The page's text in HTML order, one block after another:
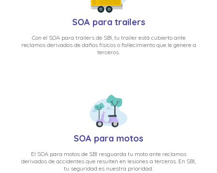
SOA para trailers
Con el SOA para trailers de SBI, tu trailer está cubierto ante
reclamos derivados de daños físicos o fallecimiento que le genere a
terceros.
SOA para motos
El SOA para motos de SBI resguarda tu moto ante reclamos
derivados de accidentes que resulten en lesiones a terceros. En SBI,
tu seguridad es nuestra prioridad.